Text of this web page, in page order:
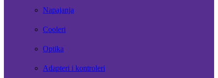
Napajanja
Cooleri
Optika
Adapteri i kontroleri